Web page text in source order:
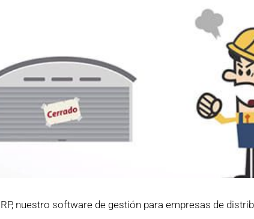
nuestro software de gestión para empresas de